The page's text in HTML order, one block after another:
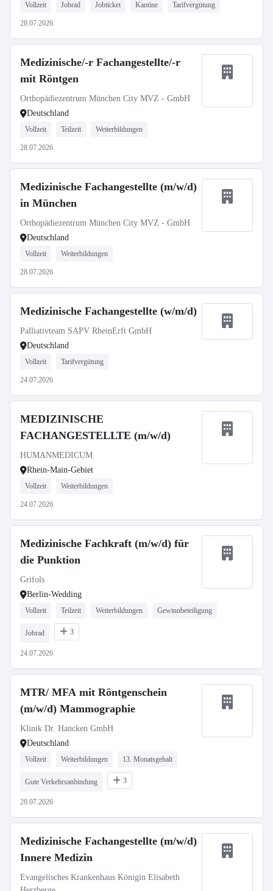
Vollzeit Jobrad Jobticket Kantine Tarifvergütung
28.07.2026
Medizinische/-r Fachangestellte/-r
mit Röntgen
Orthopädiezentrum München City MVZ - GmbH
Deutschland
Vollzeit Teilzeit Weiterbildungen
28.07.2026
Medizinische Fachangestellte (m/w/d)
in München
Orthopädiezentrum München City MVZ - GmbH
Deutschland
Vollzeit Weiterbildungen
28.07.2026
Medizinische Fachangestellte (w/m/d)
Palliativteam SAPV RheinErft GmbH
Deutschland
Vollzeit Tarifvergütung
24.07.2026
MEDIZINISCHE
FACHANGESTELLTE (m/w/d)
HUMANMEDICUM
Rhein-Main-Gebiet
Vollzeit Weiterbildungen
24.07.2026
Medizinische Fachkraft (m/w/d) für
die Punktion
Grifols
Berlin-Wedding
Vollzeit Teilzeit Weiterbildungen Gewinnbeteiligung
Jobrad 3
24.07.2026
MTR/ MFA mit Röntgenschein
(m/w/d) Mammographie
Klinik Dr. Hancken GmbH
Deutschland
Vollzeit Weiterbildungen 13. Monatsgehalt
Gute Verkehrsanbindung 3
28.07.2026
Medizinische Fachangestellte (m/w/d)
Innere Medizin
Evangelisches Krankenhaus Königin Elisabeth